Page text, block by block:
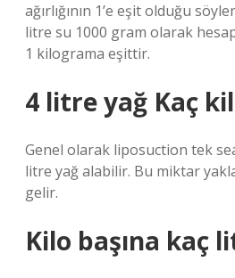
ağırlığının 1’e eşit olduğu
litre su 1000 gram olarak
1 kilograma eşittir.
4 litre yağ Kaç
Genel olarak liposuction tek
litre yağ alabilir. Bu miktar
gelir.
Kilo başına kaç